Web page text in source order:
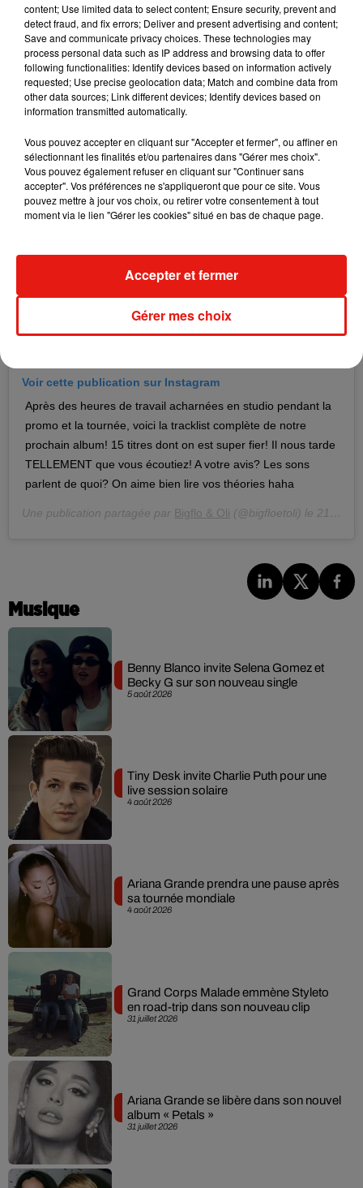
avec 2 artistes qui nous ont inspiré et montré l’exemple
pendant des années. C’est un honneur pour nous que de les
avoir sur notre album �x"� On aurait pu faire un gros tube,
un hit radio mais cette fois... on a préféré faire 6 minute de
rap �x�Retour aux sources! Il nous tarde tellement...
Une publication partagée parBigflo & Oli
Voir cette publication sur Instagram
Après des heures de travail acharnées en studio pendant la
promo et la tournée, voici la tracklist complète de notre
prochain album! 15 titres dont on est super fier! Il nous tarde
TELLEMENT que vous écoutiez! A votre avis? Les sons
parlent de quoi? On aime bien lire vos théories haha
Une publication partagée par Bigflo & Oli (@bigfloetoli) le 21 Oct. 2018 à 9 :17 PDT
Musique
5 août 2026
Benny Blanco invite Selena Gomez et
Becky G sur son nouveau single
4 août 2026
Tiny Desk invite Charlie Puth pour une
live session solaire
4 août 2026
Ariana Grande prendra une pause après
sa tournée mondiale
31 juillet 2026
Grand Corps Malade emmène Styleto
en road-trip dans son nouveau clip
31 juillet 2026
Ariana Grande se libère dans son nouvel
album « Petals »
content; Use limited data to select content; Ensure security, prevent and
detect fraud, and fix errors; Deliver and present advertising and content;
Save and communicate privacy choices. These technologies may
process personal data such as IP address and browsing data to offer
following functionalities: Identify devices based on information actively
requested; Use precise geolocation data; Match and combine data from
other data sources; Link different devices; Identify devices based on
information transmitted automatically.
Vous pouvez accepter en cliquant sur "Accepter et fermer", ou affiner en
sélectionnant les finalités et/ou partenaires dans "Gérer mes choix".
Vous pouvez également refuser en cliquant sur "Continuer sans
accepter". Vos préférences ne s'appliqueront que pour ce site. Vous
pouvez mettre à jour vos choix, ou retirer votre consentement à tout
moment via le lien "Gérer les cookies" situé en bas de chaque page.
Gérer mes choix
Accepter et fermer